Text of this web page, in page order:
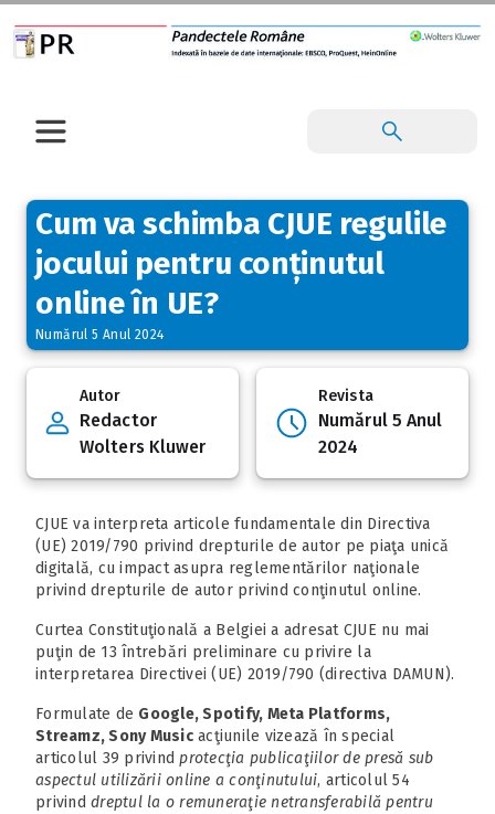
Cum va schimba CJUE regulile
jocului pentru conținutul
online în UE?
Numărul 5 Anul 2024
Autor
Redactor
Wolters Kluwer
Revista
Numărul 5 Anul
2024
CJUE va interpreta articole fundamentale din Directiva
(UE) 2019/790 privind drepturile de autor pe piaţa unică
digitală, cu impact asupra reglementărilor naţionale
privind drepturile de autor privind conţinutul online.
Curtea Constituţională a Belgiei a adresat CJUE nu mai
puţin de 13 întrebări preliminare cu privire la
interpretarea Directivei (UE) 2019/790 (directiva DAMUN).
Formulate de Google, Spotify, Meta Platforms,
Streamz, Sony Musicacţiunile vizează în special
articolul 39 privindprotecţia publicaţiilor de presă sub
aspectul utilizării online a conţinutului, articolul 54
privind dreptul la o remuneraţie netransferabilă pentru